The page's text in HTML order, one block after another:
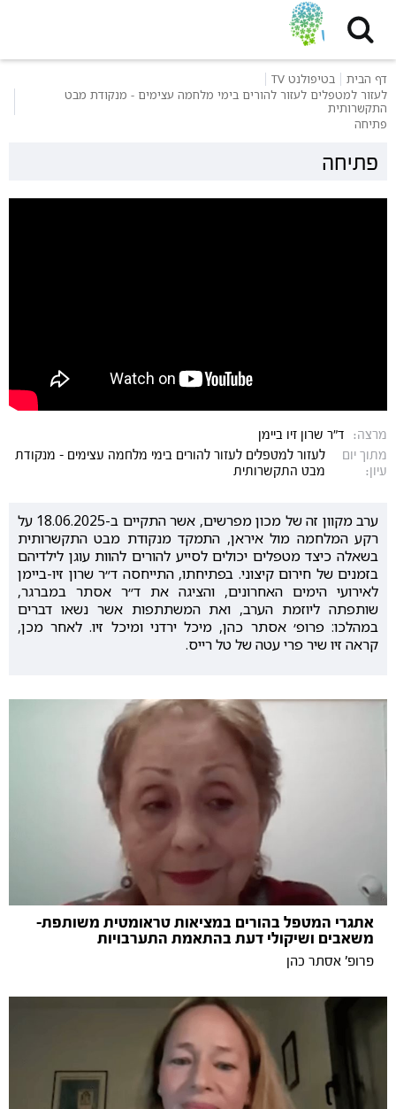
דף הבית
בטיפולנט TV
לעזור למטפלים לעזור להורים בימי מלחמה עצימים - מנקודת מבט
התקשרותית
פתיחה
פתיחה
מרצה:
ד״ר שרון זיו ביימן
מתוך יום
עיון:
לעזור למטפלים לעזור להורים בימי מלחמה עצימים - מנקודת
מבט התקשרותית
ערב מקוון זה של מכון מפרשים, אשר התקיים ב-18.06.2025 על
רקע המלחמה מול איראן, התמקד מנקודת מבט התקשרותית
בשאלה כיצד מטפלים יכולים לסייע להורים להוות עוגן לילדיהם
בזמנים של חירום קיצוני. בפתיחתו, התייחסה ד״ר שרון זיו-ביימן
לאירועי הימים האחרונים, והציגה את ד״ר אסתר במברגר,
שותפתה ליוזמת הערב, ואת המשתתפות אשר נשאו דברים
במהלכו: פרופ׳ אסתר כהן, מיכל ירדני ומיכל זיו. לאחר מכן,
קראה זיו שיר פרי עטה של טל רייס.
אתגרי המטפל בהורים במציאות טראומטית משותפת-
משאבים ושיקולי דעת בהתאמת התערבויות
פרופ' אסתר כהן